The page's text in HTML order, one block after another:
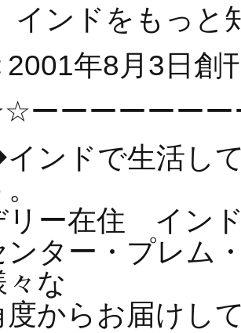
ンドをもっ
2001年8月3日創
ーーーーーー
ンドで生活し
リー在住 イン
ンター・プレム
々な
度からお届けし